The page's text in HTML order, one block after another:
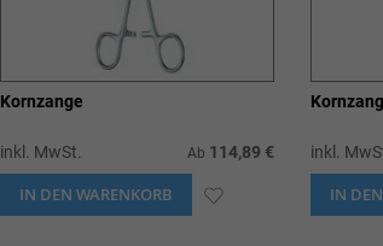
Kornzange
inkl. MwSt. Ab 114,89 €
IN DEN WARENKORB ZUR
inkl.
IN